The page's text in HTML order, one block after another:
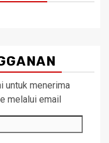
untuk menerima
melalui email